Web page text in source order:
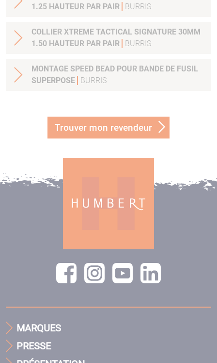
1.25 HAUTEUR PAR PAIR
BURRIS
COLLIER XTREME TACTICAL SIGNATURE 30MM
1.50 HAUTEUR PAR PAIR
BURRIS
MONTAGE SPEED BEAD POUR BANDE DE FUSIL
SUPERPOSE
BURRIS
Trouver mon revendeur
MARQUES
PRESSE